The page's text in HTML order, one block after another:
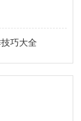
巧大全